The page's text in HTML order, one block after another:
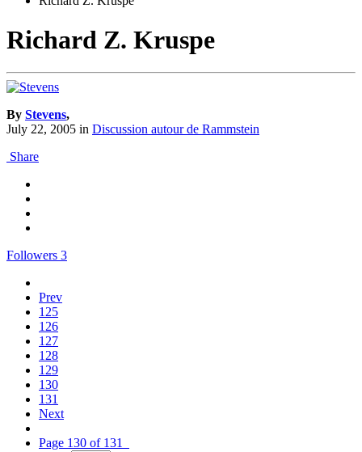
Richard Z. Kruspe
By Stevens,
July 22, 2005 in Discussion autour de Rammstein
Share
Followers 3
Prev
125
126
127
128
129
130
131
Next
Page 130 of 131